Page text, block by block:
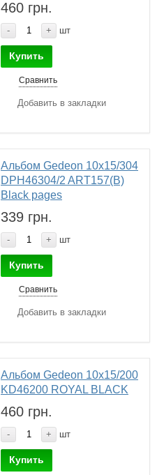
460 грн.
- + шт
Купить
Сравнить
Добавить в закладки
Альбом Gedeon 10х15/304
DPH46304/2 ART157(B)
Black pages
339 грн.
- + шт
Купить
Сравнить
Добавить в закладки
Альбом Gedeon 10х15/200
KD46200 ROYAL BLACK
460 грн.
- + шт
Купить